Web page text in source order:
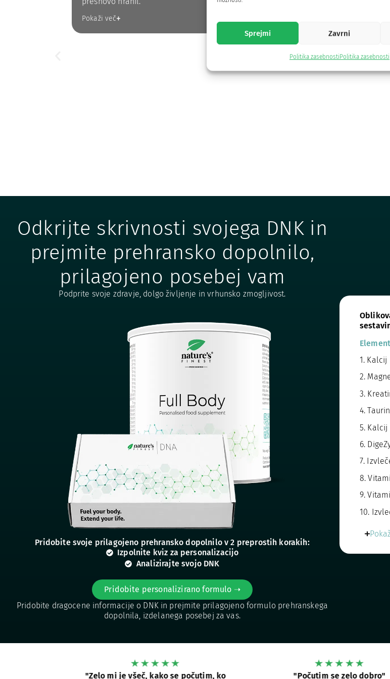
Sprejmi Zavrni
Politika zasebnostiPolitika zasebnosti
Pokaži več
Pokaži več
Odkrijte skrivnosti svojega DNK in
prejmite prehransko dopolnilo,
prilagojeno posebej vam
Podprite svoje zdravje, dolgo življenje in vrhunsko zmogljivost.
Pridobite svoje prilagojeno prehransko dopolnilo v 2 preprostih korakih:
Izpolnite kviz za personalizacijo
Analizirajte svojo DNK
Pridobite personalizirano formulo ➝
Pridobite dragocene informacije o DNK in prejmite prilagojeno formulo prehranskega
dopolnila, izdelanega posebej za vas.
Element
1. Kalcij
2.
3.
4.
5. Kalcij
6.
7.
8.
9.
10.
"Zelo mi je všeč, kako se počutim, ko "Počutim se zelo dobro"